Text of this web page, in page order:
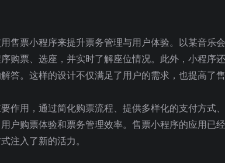
售票小程序来提升票务管理与用户体验。以某音乐
购票、选座，并实时了解座位情况。此外，小程序
答。这样的设计不仅满足了用户的需求，也提高了
作用，通过简化购票流程、提供多样化的支付方式
户购票体验和票务管理效率。售票小程序的应用已
注入了新的活力。